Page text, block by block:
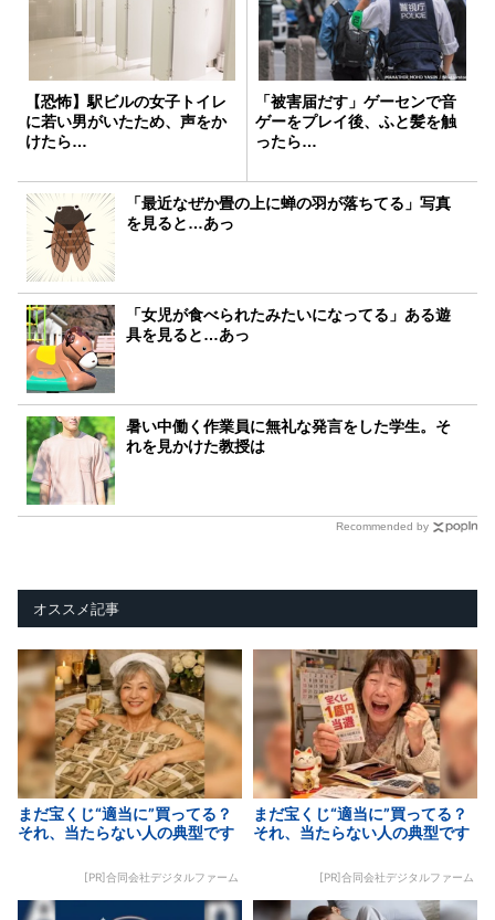
【恐怖】駅ビルの女子トイレ
に若い男がいたため、声をか
けたら…
「被害届だす」ゲーセンで音
ゲーをプレイ後、ふと髪を触
ったら…
「最近なぜか畳の上に蝉の羽が落ちてる」写真
を見ると…あっ
「女児が食べられたみたいになってる」ある遊
具を見ると…あっ
暑い中働く作業員に無礼な発言をした学生。そ
れを見かけた教授は
Recommended by
オススメ記事
まだ宝くじ“適当に”買ってる？
それ、当たらない人の典型です
[PR]合同会社デジタルファーム
まだ宝くじ“適当に”買ってる？
それ、当たらない人の典型です
[PR]合同会社デジタルファーム